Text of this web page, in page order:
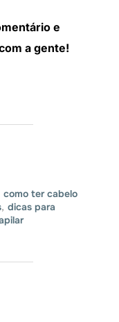
e
a gente!
como ter cabelo
, dicas para